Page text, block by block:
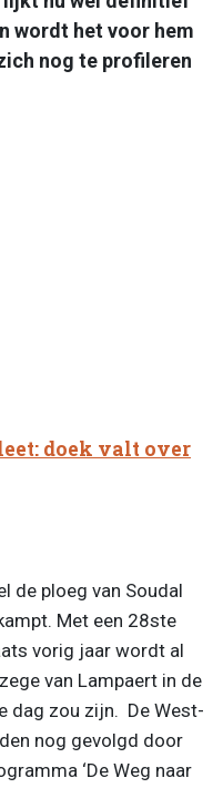
wordt het voor hem
nog te profileren
doek valt over
de ploeg van Soudal
Met een 28ste
vorig jaar wordt al
van Lampaert in de
dag zou zijn. De West-
nog gevolgd door
‘De Weg naar